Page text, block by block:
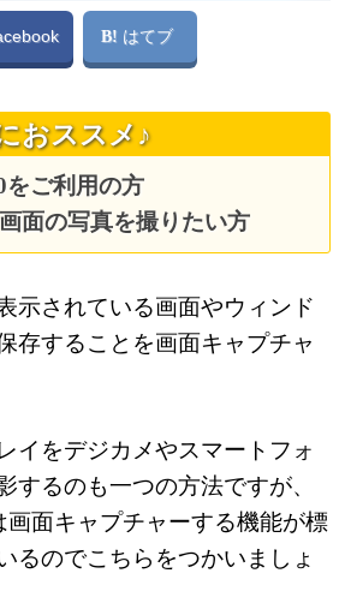
はてブ
おススメ♪
をご利用の方
面の写真を撮りたい方
示されている画面やウィンド
存することを画面キャプチャ
イをデジカメやスマートフォ
するのも一つの方法ですが、
面キャプチャーする機能が標
るのでこちらをつかいましょ